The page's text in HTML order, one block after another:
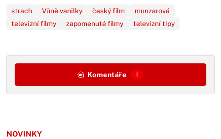
strach Vůně vanilky český film
munzarová
televizní filmy
zapomenuté filmy televizní tipy
Komentáře 1
NOVINKY